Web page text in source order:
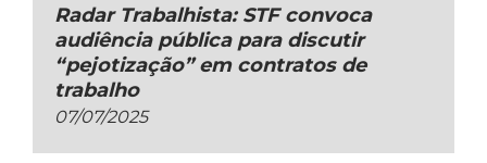
Radar Trabalhista: STF convoca
audiência pública para discutir
“pejotização” em contratos de
trabalho
07/07/2025